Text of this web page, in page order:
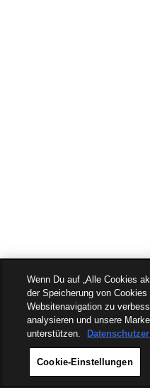
Wenn Du auf „Alle Cookies
der Speicherung von
Websitenavigation zu
analysieren und unsere
unterstützen.
Cookie-Einstellungen